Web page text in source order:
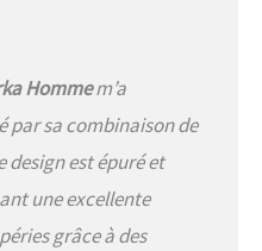
Hommem’a
par sa combinaison de
est épuré et
une excellente
grâce à des